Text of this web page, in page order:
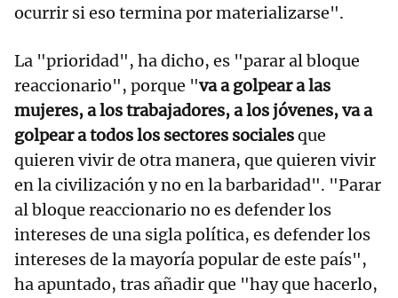
ocurrir si eso termina por materializarse".
La "prioridad", ha dicho, es "parar al bloque
reaccionario", porque "va a golpear a las
mujeres, a los trabajadores, a los jóvenes, va a
golpear a todos los sectores socialesque
quieren vivir de otra manera, que quieren vivir
en la civilización y no en la barbaridad". "Parar
al bloque reaccionario no es defender los
intereses de una sigla política, es defender los
intereses de la mayoría popular de este país",
ha apuntado, tras añadir que "hay que hacerlo,